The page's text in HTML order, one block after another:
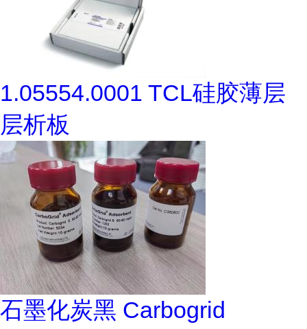
1.05554.0001 TCL硅胶薄层
层析板
石墨化炭黑 Carbogrid